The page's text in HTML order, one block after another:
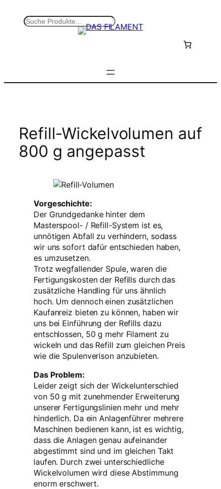
S
Refill-Wickelvolumen auf
800 g angepasst
Vorgeschichte:
Der Grundgedanke hinter dem
Masterspool- / Refill-System ist es,
unnötigen Abfall zu verhindern, sodass
wir uns sofort dafür entschieden haben,
es umzusetzen.
Trotz wegfallender Spule, waren die
Fertigungskosten der Refills durch das
zusätzliche Handling für uns ähnlich
hoch. Um dennoch einen zusätzlichen
Kaufanreiz bieten zu können, haben wir
uns bei Einführung der Refills dazu
entschlossen, 50 g mehr Filament zu
wickeln und das Refill zum gleichen Preis
wie die Spulenverison anzubieten.
Das Problem:
Leider zeigt sich der Wickelunterschied
von 50 g mit zunehmender Erweiterung
unserer Fertigungslinien mehr und mehr
hinderlich. Da ein Anlagenführer mehrere
Maschinen bedienen kann, ist es wichtig,
dass die Anlagen genau aufeinander
abgestimmt sind und im gleichen Takt
laufen. Durch zwei unterschiedliche
Wickelvolumen wird diese Abstimmung
enorm erschwert.